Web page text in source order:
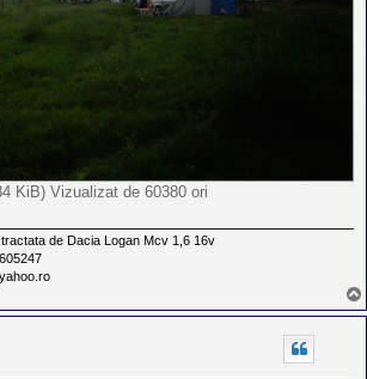
KiB) Vizualizat de 60380 ori
de Dacia Logan Mcv 1,6 16v